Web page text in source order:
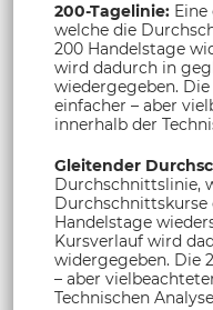
200-Tagelinie:
welche die
200 Handelstage
wird dadurch in
wiedergegeben.
einfacher – aber
innerhalb der
Gleitender
Durchschnittslinie,
Durchschnittskurse
Handelstage
Kursverlauf wird
widergegeben. Die
– aber
Technischen